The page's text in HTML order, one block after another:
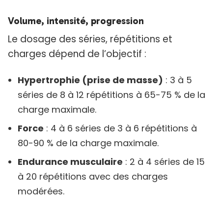
Volume, intensité, progression
Le dosage des séries, répétitions et
charges dépend de l’objectif :
Hypertrophie (prise de masse) : 3 à 5
séries de 8 à 12 répétitions à 65-75 % de la
charge maximale.
Force : 4 à 6 séries de 3 à 6 répétitions à
80-90 % de la charge maximale.
Endurance musculaire : 2 à 4 séries de 15
à 20 répétitions avec des charges
modérées.